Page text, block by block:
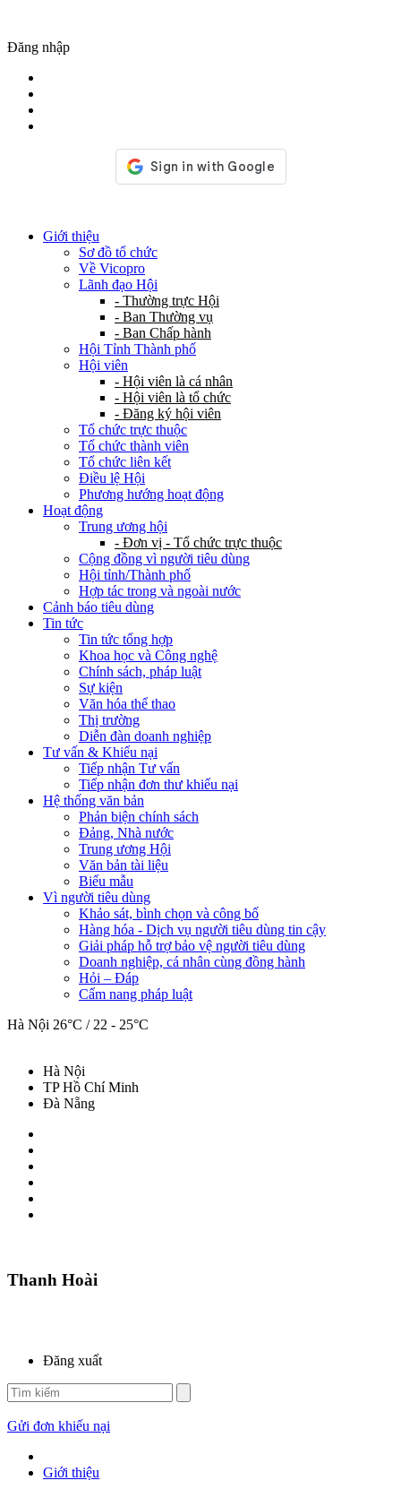
Đăng nhập
Giới thiệu
Sơ đồ tổ chức
Về Vicopro
Lãnh đạo Hội
- Thường trực Hội
- Ban Thường vụ
- Ban Chấp hành
Hội Tỉnh Thành phố
Hội viên
- Hội viên là cá nhân
- Hội viên là tổ chức
- Đăng ký hội viên
Tổ chức trực thuộc
Tổ chức thành viên
Tổ chức liên kết
Điều lệ Hội
Phương hướng hoạt động
Hoạt động
Trung ương hội
- Đơn vị - Tổ chức trực thuộc
Cộng đồng vì người tiêu dùng
Hội tỉnh/Thành phố
Hợp tác trong và ngoài nước
Cảnh báo tiêu dùng
Tin tức
Tin tức tổng hợp
Khoa học và Công nghệ
Chính sách, pháp luật
Sự kiện
Văn hóa thể thao
Thị trường
Diễn đàn doanh nghiệp
Tư vấn & Khiếu nại
Tiếp nhận Tư vấn
Tiếp nhận đơn thư khiếu nại
Hệ thống văn bản
Phản biện chính sách
Đảng, Nhà nước
Trung ương Hội
Văn bản tài liệu
Biểu mẫu
Vì người tiêu dùng
Khảo sát, bình chọn và công bố
Hàng hóa - Dịch vụ người tiêu dùng tin cậy
Giải pháp hỗ trợ bảo vệ người tiêu dùng
Doanh nghiệp, cá nhân cùng đồng hành
Hỏi – Đáp
Cẩm nang pháp luật
Hà Nội 26°C / 22 - 25°C
Hà Nội
TP Hồ Chí Minh
Đà Nẵng
Thanh Hoài
Đăng xuất
Gửi đơn khiếu nại
Giới thiệu